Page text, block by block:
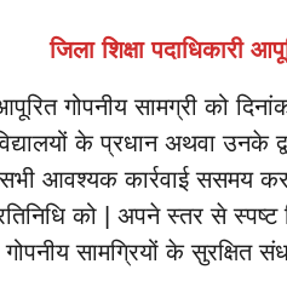
जिला शिक्षा पदाधिकारी
आपूरित गोपनीय सामग्री को
के प्रधान अथवा उनके
आवश्यक कार्रवाई ससमय
को | अपने स्तर से
सामग्रियों के सुरक्षित